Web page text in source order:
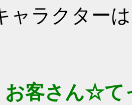
ャラクター
お客さん☆て